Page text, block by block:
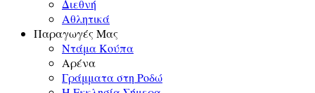
Διεθνή
Αθλητικά
Παραγωγές Μας
Ντάμα Κούπα
Αρένα
Γράμματα στη Ροδώ